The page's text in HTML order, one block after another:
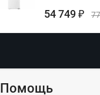
54 749₽
Помощь